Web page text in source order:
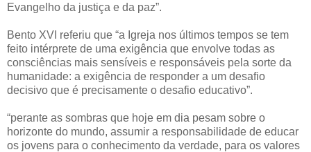
Evangelho da justiça e da paz”.
Bento XVI referiu que “a Igreja nos últimos tempos se tem
feito intérprete de uma exigência que envolve todas as
consciências mais sensíveis e responsáveis pela sorte da
humanidade: a exigência de responder a um desafio
decisivo que é precisamente o desafio educativo”.
“perante as sombras que hoje em dia pesam sobre o
horizonte do mundo, assumir a responsabilidade de educar
os jovens para o conhecimento da verdade, para os valores